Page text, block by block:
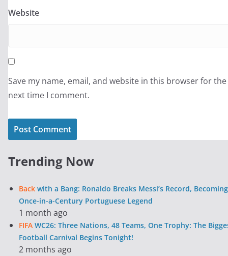
Website
Save my name, email, and website in this browser for the
next time I comment.
Trending Now
Back with a Bang: Ronaldo Breaks Messi’s Record,
Once-in-a-Century Portuguese Legend
1 month ago
FIFA WC26: Three Nations, 48 Teams, One Trophy: The
Football Carnival Begins Tonight!
2 months ago